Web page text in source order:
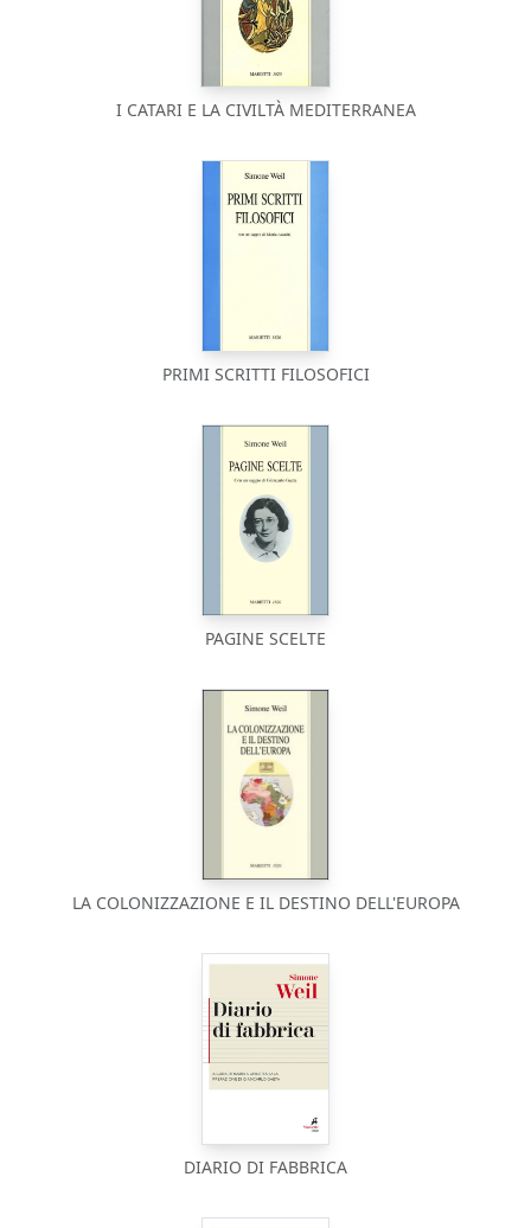
I CATARI E LA CIVILTÀ MEDITERRANEA
PRIMI SCRITTI FILOSOFICI
PAGINE SCELTE
LA COLONIZZAZIONE E IL DESTINO DELL'EUROPA
DIARIO DI FABBRICA